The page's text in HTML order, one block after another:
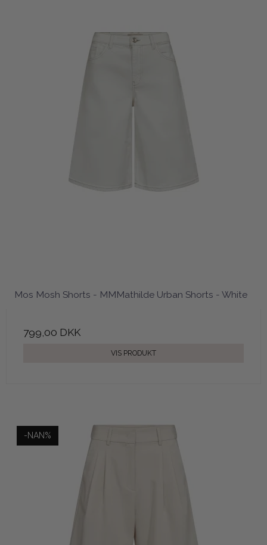
Mos Mosh Shorts - MMMathilde Urban Shorts - White
799,00 DKK
VIS PRODUKT
-NAN%